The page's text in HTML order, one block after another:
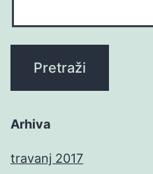
Arhiva
travanj 2017